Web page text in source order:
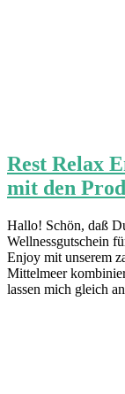
Rest Relax
mit den
Hallo! Schön, daß
Wellnessgutschein
Enjoy mit unserem
Mittelmeer
lassen mich gleich